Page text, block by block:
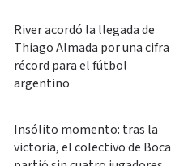
River acordó la llegada de
Thiago Almada por una cifra
récord para el fútbol
argentino
Insólito momento: tras la
victoria, el colectivo de Boca